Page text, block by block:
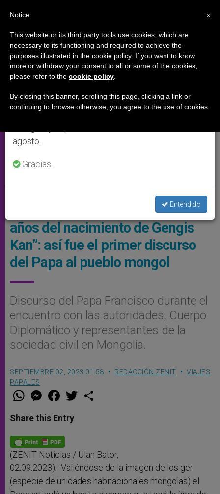
VIAJES PAPALES
Papa Francisco Visitando Un Ger En Mongolia. Foto: Vatican Media
“Vengo a Mongolia en los 860
años del nacimiento de Gengis
Kan”: así fue el primer discurso
del Papa al pueblo mongol
Discurso del Papa Francisco durante el
encuentro con las autoridades, Cuerpo
Diplomático y representantes de la
sociedad civil en Mongolia.
SEPTIEMBRE 02, 2023 01:58 REDACCIÓN ZENIT
VIAJES
PAPALES
W
t
s
p
p
M
e
s
e
g
e
r
F
a
e
b
o
k
w
Share this Entry
(ZENIT Noticias / Ulan Bator,
02.09.2023).- Valiéndose de la imagen de los ger
(especie de unidades habitacionales mongolas) el
×
Aviso importante
Del 27 de julio al 7 de agosto haremos la pausa
anual, aprovechando que en el periodo de verano
se generan menos informaciones y también el
agosto.
Gracias.
Entendido
x
Notice
This website or its third party tools use cookies, which are
necessary to its functioning and required to achieve the
purposes illustrated in the cookie policy. If you want to know
more or withdraw your consent to all or some of the cookies,
please refer to the cookie policy
By closing this banner, scrolling this page, clicking a link or
continuing to browse otherwise, you agree to the use of cookies.